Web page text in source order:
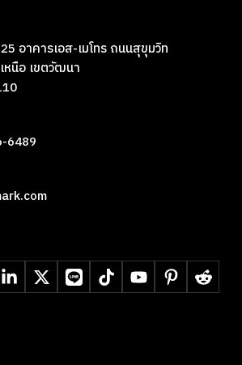
อาคารเอส-เมโทร ถนนสุขุมวิท
หนือ เขตวัฒนา
6489
LinkedIn
X LINE TikTokYouTubePinterestReddit